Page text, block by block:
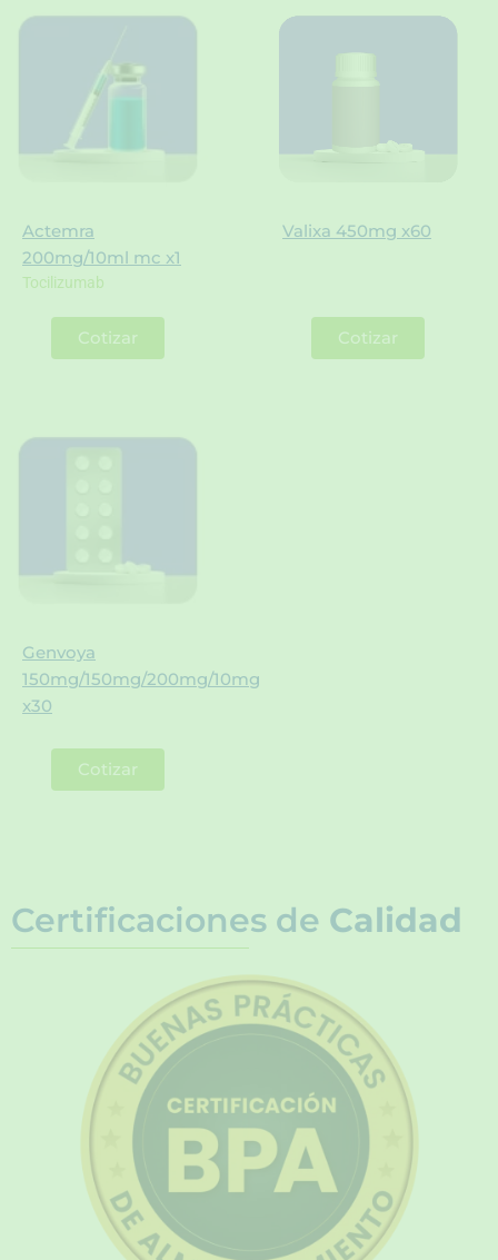
Actemra
200mg/10ml mc x1
Tocilizumab
Cotizar
Valixa 450mg x60
Cotizar
Genvoya
150mg/150mg/200mg/10mg
x30
Cotizar
Certificaciones de Calidad